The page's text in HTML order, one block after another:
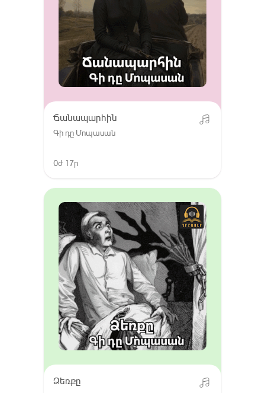
Ճանապարհին
Գի դը Մոպասան
0ժ 17ր
Ձեռքը